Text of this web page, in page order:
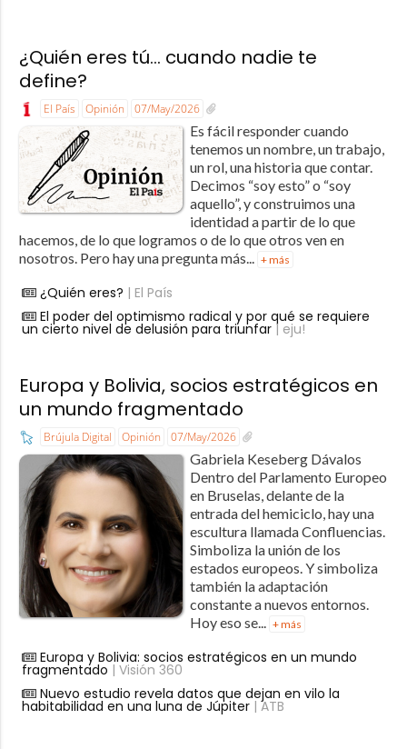
¿Quién eres tú… cuando nadie te
define?
El País Opinión 07/May/2026
Es fácil responder cuando
tenemos un nombre, un trabajo,
un rol, una historia que contar.
Decimos “soy esto” o “soy
aquello”, y construimos una
identidad a partir de lo que
hacemos, de lo que logramos o de lo que otros ven en
nosotros. Pero hay una pregunta más... + más
¿Quién eres? | El País
El poder del optimismo radical y por qué se requiere
un cierto nivel de delusión para triunfar| eju!
Europa y Bolivia, socios estratégicos en
un mundo fragmentado
Brújula Digital Opinión 07/May/2026
Gabriela Keseberg Dávalos ​
Dentro del Parlamento Europeo
en Bruselas, delante de la
entrada del hemiciclo, hay una
escultura llamada Confluencias.
Simboliza la unión de los
estados europeos. Y simboliza
también la adaptación
constante a nuevos entornos.​
Hoy eso se... + más
Europa y Bolivia: socios estratégicos en un mundo
fragmentado | Visión 360
Nuevo estudio revela datos que dejan en vilo la
habitabilidad en una luna de Júpiter| ATB